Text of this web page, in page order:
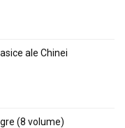
ale Chinei
(8 volume)